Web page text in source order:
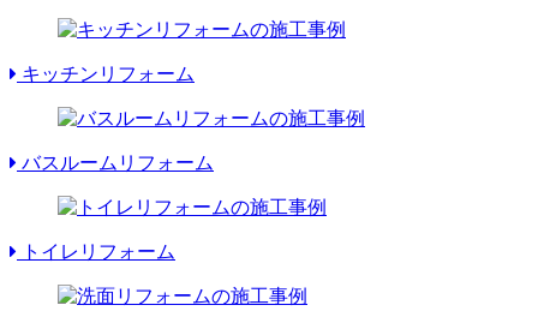
キッチンリフォーム
バスルームリフォーム
トイレリフォーム